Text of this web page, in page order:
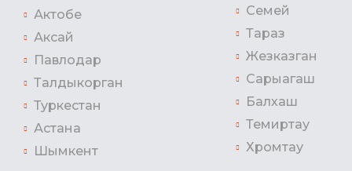
Актобе
Аксай
Павлодар
Талдыкорган
Туркестан
Астана
Шымкент
Семей
Тараз
Жезказган
Сарыагаш
Балхаш
Темиртау
Хромтау